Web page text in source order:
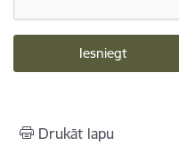
Drukāt lapu